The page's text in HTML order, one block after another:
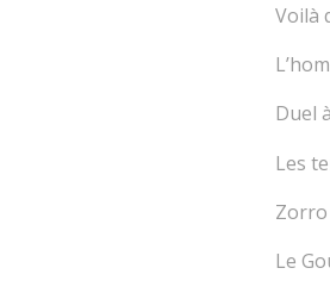
Voilà
Duel à
Les
Zorro
Le